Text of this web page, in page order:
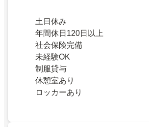
土日休み
年間休日120日以上
社会保険完備
未経験OK
制服貸与
休憩室あり
ロッカーあり